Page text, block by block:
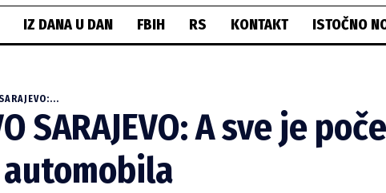
IZ DANA U DAN FBIH RS KONTAKT ISTOČNO
SARAJEVO: A sve je